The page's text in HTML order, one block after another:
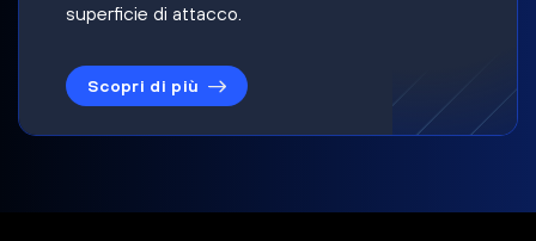
superficie di attacco.
Scopri di più